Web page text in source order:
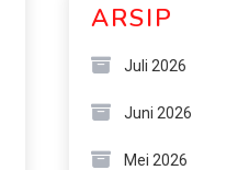
ARSIP
Juli 2026
Juni 2026
Mei 2026